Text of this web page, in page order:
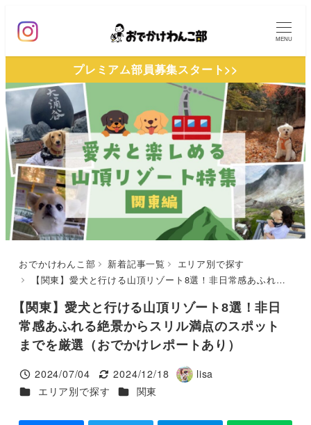
ン
ン
テ
ン
ツ
へ
移
動
MENU
プレミアム部員募集スタート>>
おでかけわんこ部 新着記事一覧
エリア別で探す
【関東】愛犬と行ける山頂リゾート8選！非日常感あふれる絶景からスリル満点のスポットまでを厳選（おでかけレポートあり）
【関東】愛犬と行ける山頂リゾート8選！非日
常感あふれる絶景からスリル満点のスポット
までを厳選（おでかけレポートあり）
投稿日
2024/07/04
更新日
2024/12/18
著
lisa
カテゴリー
エリア別で探す カテゴリー
関東